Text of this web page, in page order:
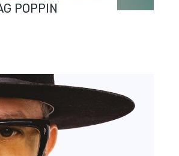
POPPIN